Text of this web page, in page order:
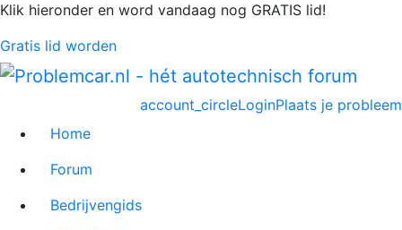
Klik hieronder en word vandaag nog GRATIS lid!
Gratis lid worden
Plaats je probleem
account_circleLogin
Home
Forum
Bedrijvengids